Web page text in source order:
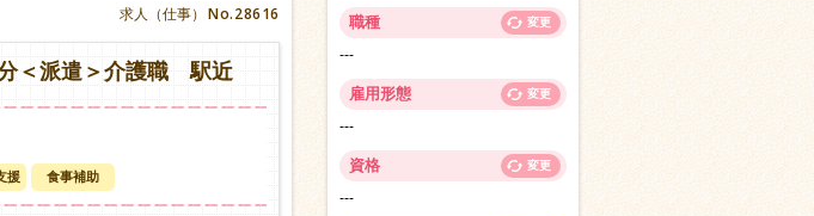
求人（仕事） No.28616
分＜派遣＞介護職 駅近
援 食事補助
職種 変更
---
雇用形態 変更
---
資格 変更
---